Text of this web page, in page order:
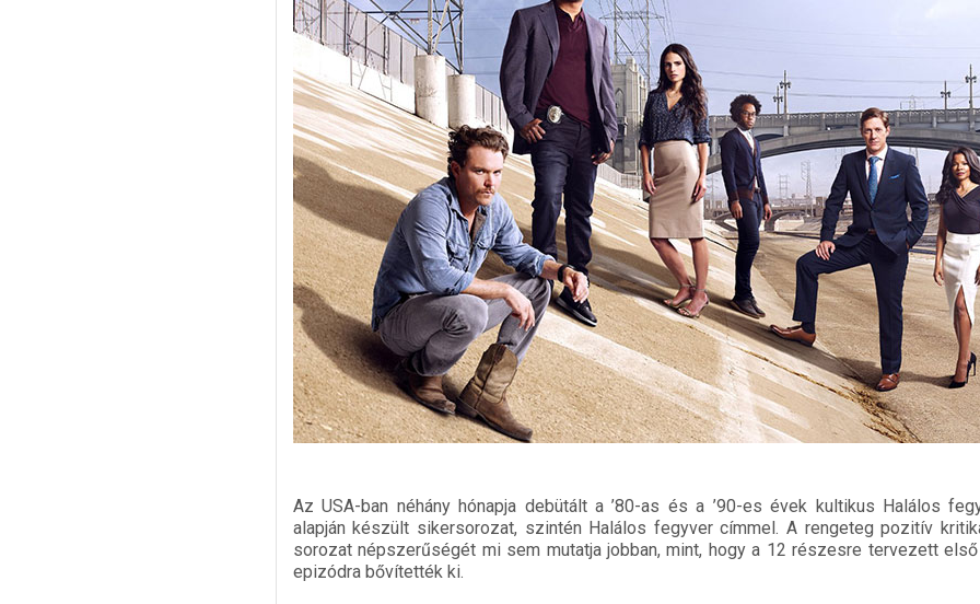
Az USA-ban néhány hónapja debütált a ’80-as és a ’90-es évek kultikus Halálos
alapján készült sikersorozat, szintén Halálos fegyver címmel. A rengeteg pozitív
sorozat népszerűségét mi sem mutatja jobban, mint, hogy a 12 részesre tervezett
epizódra bővítették ki.